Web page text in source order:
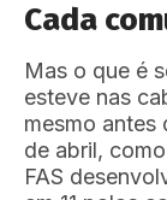
Cada
Mas o que é
esteve nas
mesmo antes
de abril,
FAS